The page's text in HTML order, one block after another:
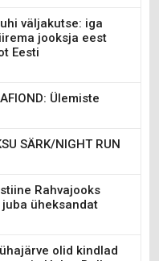
väljakutse: iga
jooksja eest
Eesti
Ülemiste
SÄRK/NIGHT RUN
Rahvajooks
üheksandat
olid kindlad